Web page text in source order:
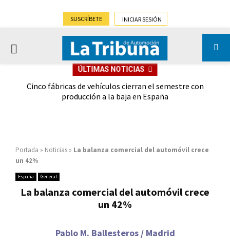
SUSCRÍBETE INICIAR SESIÓN
PRIMARY
ÚLTIMAS NOTICIAS
Cinco fábricas de vehículos cierran el semestre con
producción a la baja en España
Portada » Noticias » La balanza comercial del automóvil crece
un 42%
España General
La balanza comercial del automóvil crece
un 42%
Pablo M. Ballesteros / Madrid